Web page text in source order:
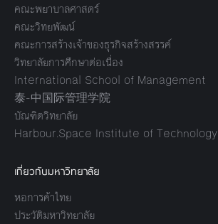
คณะพยาบาลศาสตร์
คณะวิทยพัฒน์
คณะการสร้างเจ้าของธุรกิจสร้างสรรค์
วิทยาลัยการศึกษาต่อเนื่อง
International School of Management
泰-中国际管理学院
บัณฑิตวิทยาลัย
Harbour.Space Institute of Technology
เกี่ยวกับมหาวิทยาลัย
หอการค้าไทย
ประวัติมหาวิทยาลัย